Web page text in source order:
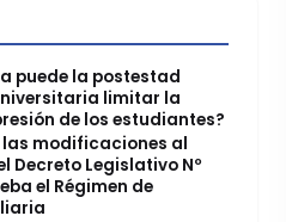
puede la postestad
limitar la
de los estudiantes?
las modificaciones al
Decreto Legislativo Nº
el Régimen de